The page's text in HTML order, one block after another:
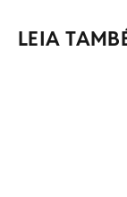
LEIA